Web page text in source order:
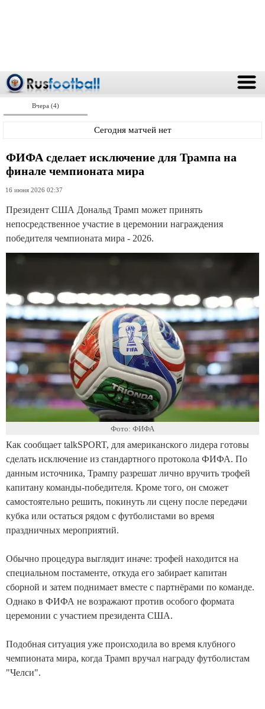
Вчера (4)
Сегодня матчей нет
ФИФА сделает исключение для Трампа на
финале чемпионата мира
16 июня 2026 02:37
Президент США Дональд Трамп может принять
непосредственное участие в церемонии награждения
победителя чемпионата мира - 2026.
Фото: ФИФА
Как сообщает talkSPORT, для американского лидера готовы
сделать исключение из стандартного протокола ФИФА. По
данным источника, Трампу разрешат лично вручить трофей
капитану команды-победителя. Кроме того, он сможет
самостоятельно решить, покинуть ли сцену после передачи
кубка или остаться рядом с футболистами во время
праздничных мероприятий.
Обычно процедура выглядит иначе: трофей находится на
специальном постаменте, откуда его забирает капитан
сборной и затем поднимает вместе с партнёрами по команде.
Однако в ФИФА не возражают против особого формата
церемонии с участием президента США.
Подобная ситуация уже происходила во время клубного
чемпионата мира, когда Трамп вручал награду футболистам
"Челси".